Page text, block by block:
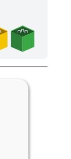
de pointes et